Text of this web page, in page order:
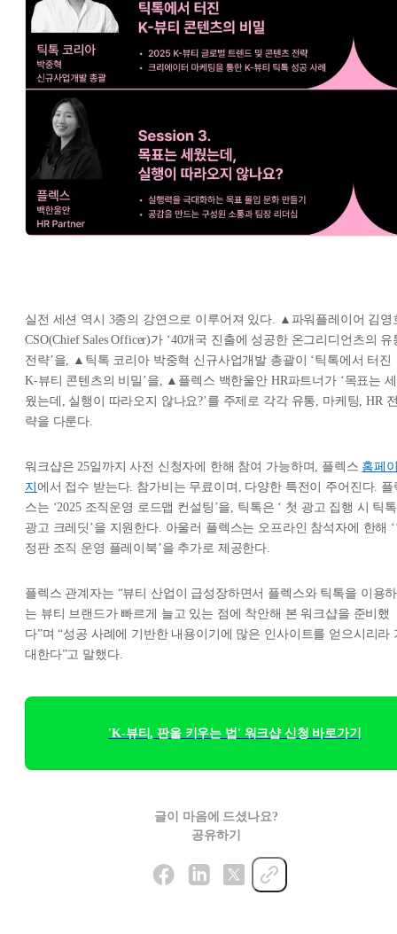
실전 세션 역시 3종의 강연으로 이루어져 있다. ▲파워플레이어 김영
CSO(Chief Sales Officer)가 ‘40개국 진출에 성공한 온그리디언츠의 유
전략’을, ▲틱톡 코리아 박중혁 신규사업개발 총괄이 ‘틱톡에서 터진
K-뷰티 콘텐츠의 비밀’을, ▲플렉스 백한울안 HR파트너가 ‘목표는 세
웠는데, 실행이 따라오지 않나요?’를 주제로 각각 유통, 마케팅, HR
략을 다룬다.
워크샵은 25일까지 사전 신청자에 한해 참여 가능하며, 플렉스 홈페
지 에서 접수 받는다. 참가비는 무료이며, 다양한 특전이 주어진다. 플
스는 ‘2025 조직운영 로드맵 컨설팅’을, 틱톡은 ‘ 첫 광고 집행 시 틱톡
광고 크레딧’을 지원한다. 아울러 플렉스는 오프라인 참석자에 한해
정판 조직 운영 플레이북’을 추가로 제공한다.
플렉스 관계자는 “뷰티 산업이 급성장하면서 플렉스와 틱톡을 이용하
는 뷰티 브랜드가 빠르게 늘고 있는 점에 착안해 본 워크샵을 준비했
다”며 “성공 사례에 기반한 내용이기에 많은 인사이트를 얻으시리라
대한다”고 말했다.
'K-뷰티, 판을 키우는 법' 워크샵 신청 바로가기
글이 마음에 드셨나요?
공유하기